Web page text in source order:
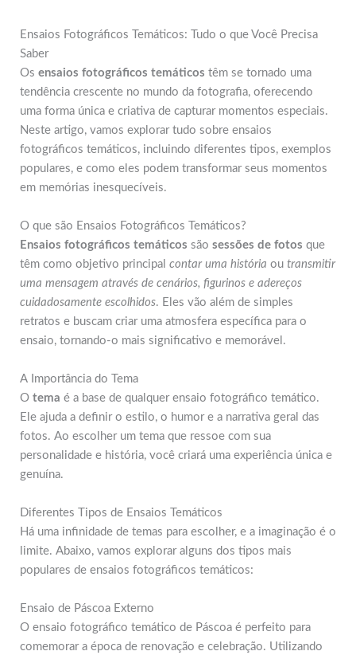
Ensaios Fotográficos Temáticos: Tudo o que Você Precisa
Saber
Os ensaios fotográficos temáticos têm se tornado uma
tendência crescente no mundo da fotografia, oferecendo
uma forma única e criativa de capturar momentos especiais.
Neste artigo, vamos explorar tudo sobre ensaios
fotográficos temáticos, incluindo diferentes tipos, exemplos
populares, e como eles podem transformar seus momentos
em memórias inesquecíveis.
O que são Ensaios Fotográficos Temáticos?
Ensaios fotográficos temáticos são sessões de fotos que
têm como objetivo principal contar uma história ou transmitir
uma mensagem através de cenários, figurinos e adereços
cuidadosamente escolhidos. Eles vão além de simples
retratos e buscam criar uma atmosfera específica para o
ensaio, tornando-o mais significativo e memorável.
A Importância do Tema
O tema é a base de qualquer ensaio fotográfico temático.
Ele ajuda a definir o estilo, o humor e a narrativa geral das
fotos. Ao escolher um tema que ressoe com sua
personalidade e história, você criará uma experiência única e
genuína.
Diferentes Tipos de Ensaios Temáticos
Há uma infinidade de temas para escolher, e a imaginação é o
limite. Abaixo, vamos explorar alguns dos tipos mais
populares de ensaios fotográficos temáticos:
Ensaio de Páscoa Externo
O ensaio fotográfico temático de Páscoa é perfeito para
comemorar a época de renovação e celebração. Utilizando